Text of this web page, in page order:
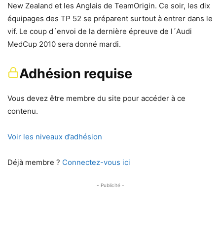
New Zealand et les Anglais de TeamOrigin. Ce soir, les dix
équipages des TP 52 se préparent surtout à entrer dans le
vif. Le coup d´envoi de la dernière épreuve de l´Audi
MedCup 2010 sera donné mardi.
Adhésion requise
Vous devez être membre du site pour accéder à ce
contenu.
Voir les niveaux d’adhésion
Déjà membre ? Connectez-vous ici
- Publicité -